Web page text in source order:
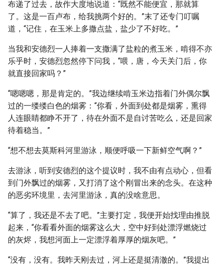
布递了过去，故作大度地说道：“既然不能便宜，那就算
了。这是一百卢布，给我挑两个好的。”末了还专门叮嘱
道，“记住，在玉米上多撒点盐，盐少了不好吃。”
当我和安德烈一人捧着一支撒满了盐粒的煮玉米，啃得不亦
乐乎时，安德烈忽然停下问我，“喂，唐，今天关门后，你
就直接回家吗？”
“嗯嗯嗯，那是肯定的。”我边继续啃玉米边指着门外偶尔飘
过的一缕缕白色的烟雾：“你看，外面到处都是烟雾，熏得
人连眼睛都睁不开了，待在外面不是自讨苦吃么，还是回家
待着稳当。”
“想不想去莫斯科河里游泳，顺便呼吸一下新鲜空气啊？”
去游泳，听到安德烈的这个提议时，我不由有点动心，但看
到门外飘过的烟雾，又打消了这个刚冒出来的念头。在这种
的恶劣环境里，去河里游泳，真的没啥意思。
“算了，我还是不去了吧。”主要打定，我便开始找理由推脱
起来，“你看看外面的烟雾这么大，空中好到处漂浮燃烧过
的灰烬，我想河面上一定漂浮着厚厚的烟灰吧。”
“没有，没有。我昨天刚去过，河上还是挺清澈的。”我提出